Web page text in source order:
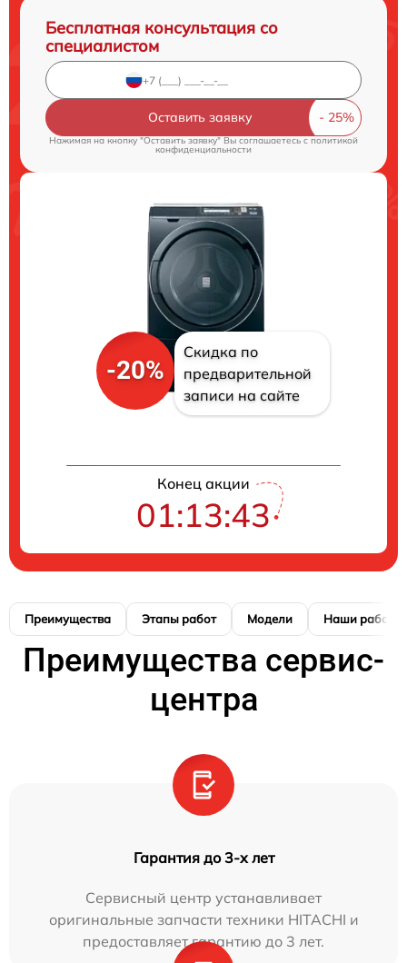
Бесплатная консультация со
специалистом
Оставить заявку
Нажимая на кнопку "Оставить заявку" Вы соглашаетесь cполитикой
конфиденциальности
-20%
Скидка по
предварительной
записи на сайте
Конец акции
01:13:42
Преимущества Этапы работ Модели Наши работы
Преимущества сервис-
центра
Гарантия до 3-х лет
Сервисный центр устанавливает
оригинальные запчасти техники HITACHI и
предоставляет гарантию до 3 лет.